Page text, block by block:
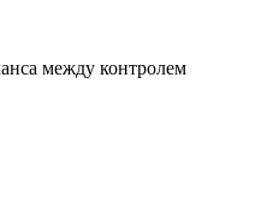
между контролем